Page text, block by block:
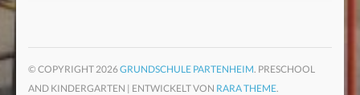
© COPYRIGHT 2026GRUNDSCHULE PARTENHEIM. PRESCHOOL
AND KINDERGARTEN | ENTWICKELT VON RARA THEME.